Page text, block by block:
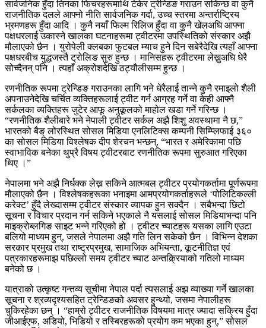
सार्वजनिक हुँदा तिनका फिचरहरूमाथि टेकेर ट्रेन्डिङ गराउन सकिन्छ वा कुनै
राजनीतिक दलले आफ्नो नीति सार्वजनिक गर्दा, उच्च स्तरमा अन्तर्राष्ट्रिय
भ्रमणहरू हुँदा आदि । कुनै नयाँ फिल्म रिलिज हुँदा वा कुनै खेलअघि आफ्ना
पक्षधरलाई उकास्ने खालका घटनाहरूमा ट्वीटरमा उपस्थितिको संस्कार अझै
मौलाएको छैन । युरोपेली क्लबका फुटबल म्याच हुने दिन सबेरैदेखि त्यहाँ आफ्ना
पक्षधरबीच युद्धजस्तै ट्रोलिङ सुरु हुन्छ । मानिसहरू ट्वीटरमा लेख्नुअघि धेरै
सोच्दैनन् पनि । त्यहाँ अक्रोशदेखि ठट्यौलीसम्म हुन्छ ।
रणनीतिक रूपमा ट्रेन्डिङ गराउनका लागि भने धेरैलाई तान्ने कुनै रमाइलो शैली
अपनाउनेदेखि चर्चित व्यक्तिहरूलाई ट्वीट गर्न आग्रह गर्ने वा केही आफ्नै
सर्कलका व्यक्तिहरू जुटेर आफू अनुकूलको माहोल खडा गर्ने गरिन्छ ।
“रणनीतिक शैलीबारे भने नेपाली ट्वीटर सर्कल अझै शिशु अवस्थामा नै छ,”
भारतको बैङ् लोरस्थित सोसल मिडिया एनलिटिक्स कम्पनी सिम्प्लिफाई ३६०
का सोसल मिडिया विश्लेषक दीप शेरचन भन्छन्, “भारत र अमेरिकामा पछि
स्वाभाविक बनेका थुप्रै विषय ट्वीटरबाट रणनीतिक रूपमा सुरुआत गरिएका
थिए ।”
नेपालमा भने अझै निर्धक्क लेख्न सकिने आत्मबल ट्वीटर प्रयोगकर्तामा पूर्णरूपमा
मौलाएको छैन । विश्लेषकहरूका भनाइमा आमप्रयोगकर्ताहरूले ‘पोलिटिकल्ली
करेक्ट’ हुँदै लेख्दासम्म ट्वीटर संस्कार व्यापक हुन सक्दैन । सबैभन्दा छिटो
सूचना र विचार प्रदान गर्न सकिने भएकाले नै यसलाई सोसल मिडियाभन्दा पनि
माइक्रोब्लगिङ साइट भन्ने गरिएको हो । ट्वीटर च्याटहरू यसका लागि एउटा
बलियो माध्यम हुन्, जसले नेपालमा अझै गति लिन सकेको छैन । विभिन्न देशका
सरकार प्रमुख तथा राष्ट्रप्रमुख, सामाजिक अभियन्ता, कूटनीतिज्ञ एवं
पत्रकारहरूमाझ पछिल्लो समय ट्वीटर च्याट अन्तक्र्रियाको गतिलो माध्यम
बनेको छ ।
यात्राको उत्कृष्ट गन्तव्य सूचीमा नेपाल पर्दा त्यसलाई अझ व्याख्या गर्ने खालका
सूचना र श्रव्यदृश्यसहित ट्रेन्डिङको अवसर हुन्थ्यो, जसमा नेपालीहरू
चुकिरहेका छन् । “हाम्रो ट्वीटर राजनीतिक विषयमा मात्र ज्यादा सक्रिय हुँदा
जीआईएफ, अडियो, भिडियो र तस्बिरहरूको प्रयोग कम भएका हुन्,” सोसल